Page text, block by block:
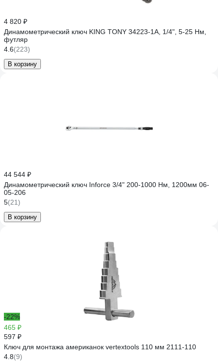
4 820 ₽
Динамометрический ключ KING TONY 34223-1A, 1/4", 5-25 Нм,
футляр
4.6(223)
В корзину
44 544 ₽
Динамометрический ключ Inforce 3/4" 200-1000 Hм, 1200мм 06-
05-206
5(21)
В корзину
-22%
465 ₽
597 ₽
Ключ для монтажа американок vertextools 110 мм 2111-110
4.8(9)